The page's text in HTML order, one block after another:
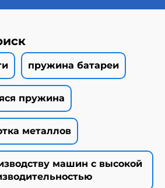
пружина батареи
пружина
металлов
машин с высокой